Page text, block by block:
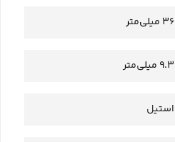
36 میلی‌متر
9.3 میلی‌متر
استیل